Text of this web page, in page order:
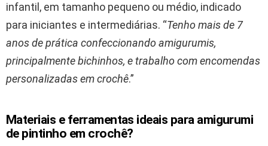
infantil, em tamanho pequeno ou médio, indicado
para iniciantes e intermediárias. “Tenho mais de 7
anos de prática confeccionando amigurumis,
principalmente bichinhos, e trabalho com encomendas
personalizadas em crochê.”
Materiais e ferramentas ideais para amigurumi
de pintinho em crochê?